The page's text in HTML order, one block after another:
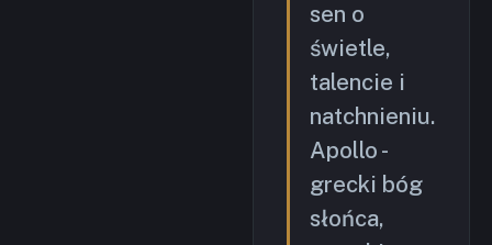
sen o
świetle,
talencie i
natchnieniu.
Apollo -
grecki bóg
słońca,